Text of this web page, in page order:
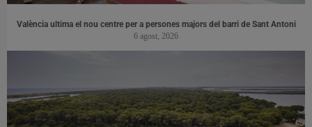
València ultima el nou centre per a persones majors del barri de Sant Antoni
6 agost, 2026